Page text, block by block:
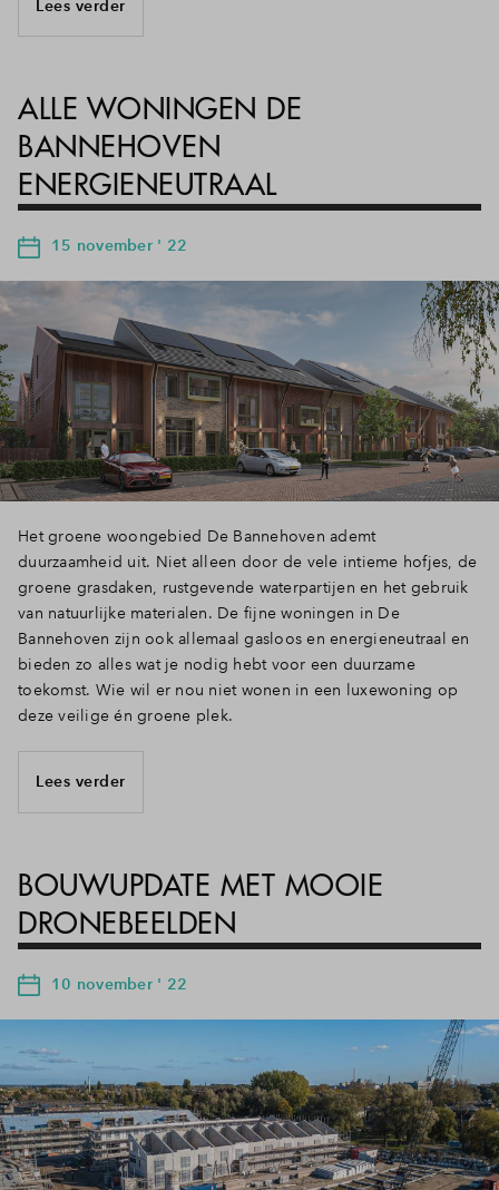
Lees verder
ALLE WONINGEN DE
BANNEHOVEN
ENERGIENEUTRAAL
15 november ' 22
Het groene woongebied De Bannehoven ademt
duurzaamheid uit. Niet alleen door de vele intieme hofjes, de
groene grasdaken, rustgevende waterpartijen en het gebruik
van natuurlijke materialen. De fijne woningen in De
Bannehoven zijn ook allemaal gasloos en energieneutraal en
bieden zo alles wat je nodig hebt voor een duurzame
toekomst. Wie wil er nou niet wonen in een luxewoning op
deze veilige én groene plek.
Lees verder
BOUWUPDATE MET MOOIE
DRONEBEELDEN
10 november ' 22